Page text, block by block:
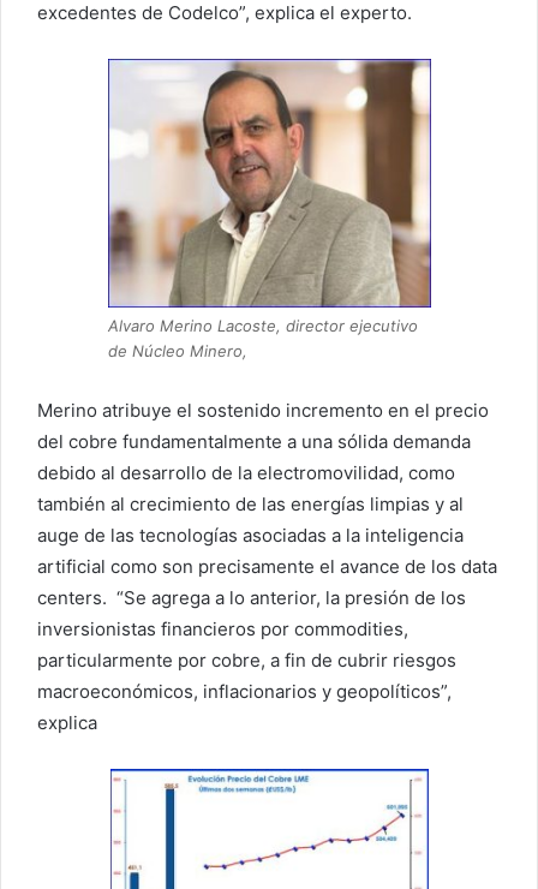
excedentes de Codelco”, explica el experto.
Alvaro Merino Lacoste, director ejecutivo
de Núcleo Minero,
Merino atribuye el sostenido incremento en el precio
del cobre fundamentalmente a una sólida demanda
debido al desarrollo de la electromovilidad, como
también al crecimiento de las energías limpias y al
auge de las tecnologías asociadas a la inteligencia
artificial como son precisamente el avance de los data
centers. “Se agrega a lo anterior, la presión de los
inversionistas financieros por commodities,
particularmente por cobre, a fin de cubrir riesgos
macroeconómicos, inflacionarios y geopolíticos”,
explica